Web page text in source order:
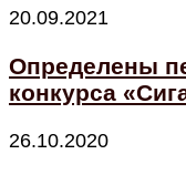
20.09.2021
Определены
конкурса
26.10.2020